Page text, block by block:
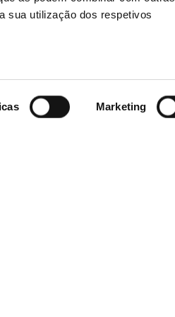
sua utilização dos respetivos
Marketing